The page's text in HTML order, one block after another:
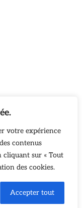
votre expérience
contenus
cliquant sur « Tout
des cookies.
Accepter tout